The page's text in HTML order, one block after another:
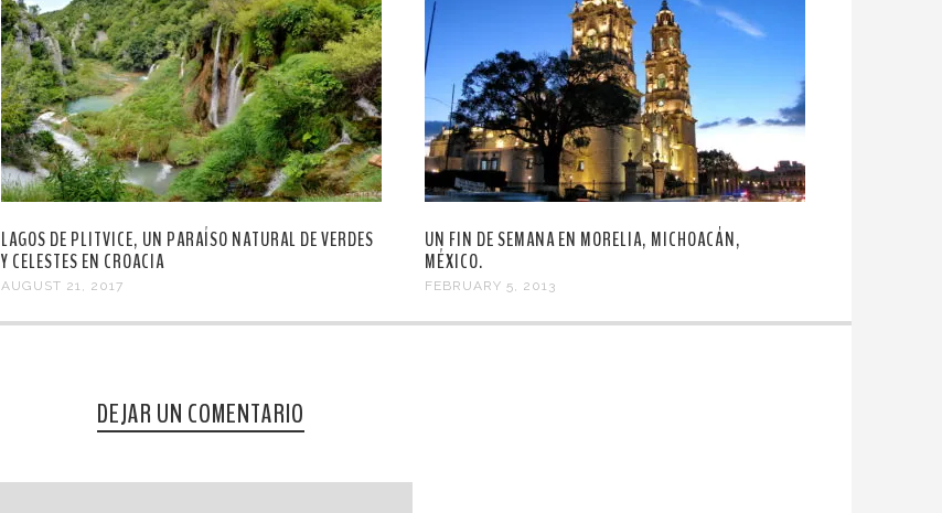
LAGOS DE PLITVICE, UN PARAÍSO NATURAL DE VERDES
Y CELESTES EN CROACIA
AUGUST 21, 2017
UN FIN DE SEMANA EN MORELIA, MICHOACÁN,
MÉXICO.
FEBRUARY 5, 2013
DEJAR UN COMENTARIO